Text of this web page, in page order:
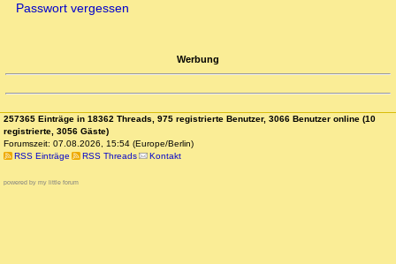
Passwort vergessen
Werbung
257365 Einträge in 18362 Threads, 975 registrierte Benutzer, 3066 Benutzer online (10
registrierte, 3056 Gäste)
Forumszeit: 07.08.2026, 15:54 (Europe/Berlin)
RSS Einträge
RSS Threads Kontakt
powered by my little forum